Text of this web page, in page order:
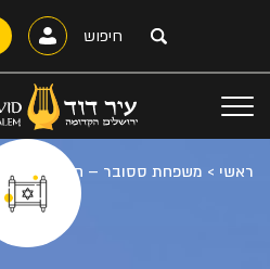
ראשי > משפחת ססובר – חצר המלך